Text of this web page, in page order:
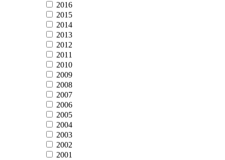
2016
2015
2014
2013
2012
2011
2010
2009
2008
2007
2006
2005
2004
2003
2002
2001